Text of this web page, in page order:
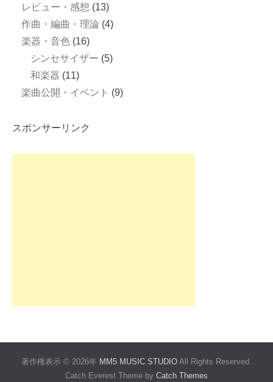
レビュー・感想 (13)
作曲・編曲・理論 (4)
楽器・音色 (16)
シンセサイザー (5)
和楽器 (11)
楽曲公開・イベント (9)
スポンサーリンク
著作権表示 © 2026年 MM5 MUSIC STUDIO All Rights Reserved.
Catch Everest Theme by Catch Themes